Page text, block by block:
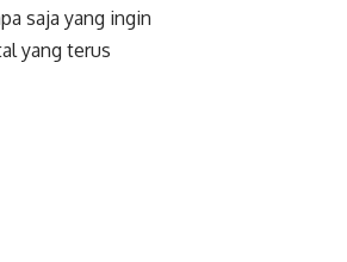
saja yang ingin
yang terus